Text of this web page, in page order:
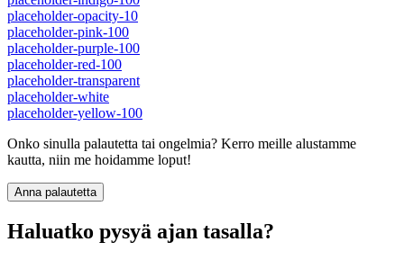
placeholder-opacity-10
placeholder-pink-100
placeholder-purple-100
placeholder-red-100
placeholder-transparent
placeholder-white
placeholder-yellow-100
Onko sinulla palautetta tai ongelmia? Kerro meille alustamme
kautta, niin me hoidamme loput!
Anna palautetta
Haluatko pysyä ajan tasalla?